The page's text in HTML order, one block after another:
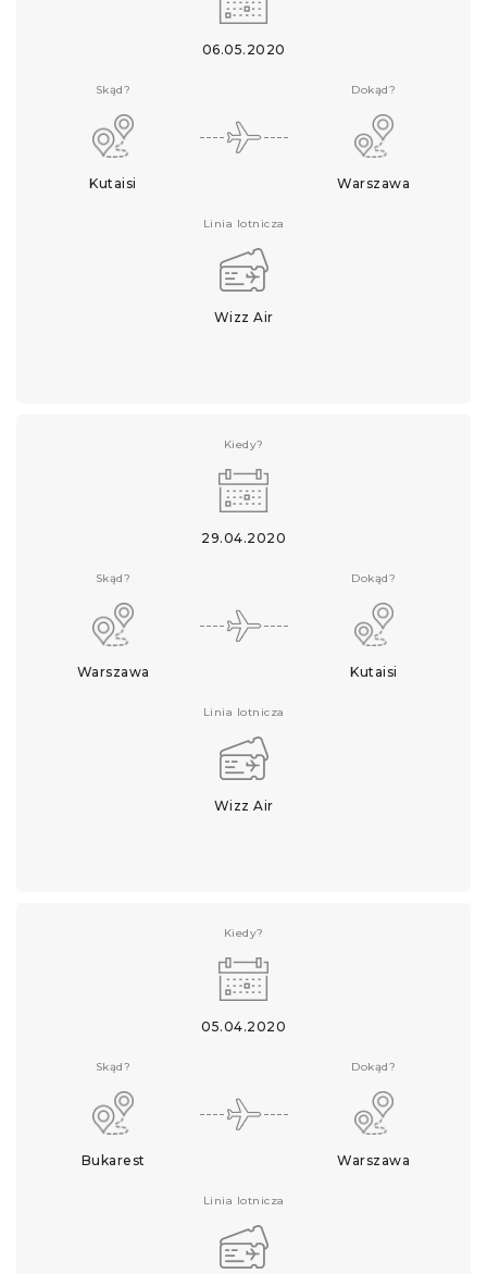
06.05.2020
Skąd?
Kutaisi
Dokąd?
Warszawa
Linia lotnicza
Wizz Air
Kiedy?
29.04.2020
Skąd?
Warszawa
Dokąd?
Kutaisi
Linia lotnicza
Wizz Air
Kiedy?
05.04.2020
Skąd?
Bukarest
Dokąd?
Warszawa
Linia lotnicza